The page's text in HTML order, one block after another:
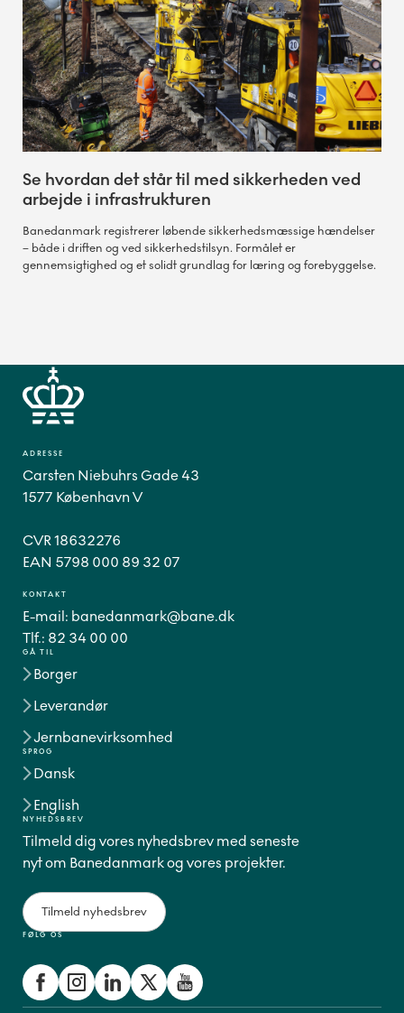
Se hvordan det står til med sikkerheden ved
arbejde i infrastrukturen
Banedanmark registrerer løbende sikkerhedsmæssige hændelser
– både i driften og ved sikkerhedstilsyn. Formålet er
gennemsigtighed og et solidt grundlag for læring og forebyggelse.
GÅ TIL
Borger
Leverandør
Jernbanevirksomhed
SPROG
Dansk
English
FØLG OS
ADRESSE
Carsten Niebuhrs Gade 43
1577 København V
CVR 18632276
EAN 5798 000 89 32 07
KONTAKT
E-mail: banedanmark@bane.dk
Tlf.: 82 34 00 00
NYHEDSBREV
Tilmeld dig vores nyhedsbrev med seneste
nyt om Banedanmark og vores projekter.
Tilmeld nyhedsbrev